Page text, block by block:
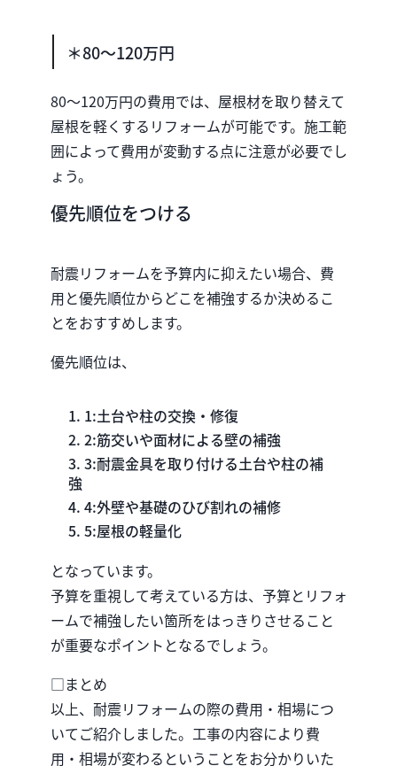
＊80〜120万円
80〜120万円の費用では、屋根材を取り替えて
屋根を軽くするリフォームが可能です。施工範
囲によって費用が変動する点に注意が必要でし
ょう。
優先順位をつける
耐震リフォームを予算内に抑えたい場合、費
用と優先順位からどこを補強するか決めるこ
とをおすすめします。
優先順位は、
1:土台や柱の交換・修復
2:筋交いや面材による壁の補強
3:耐震金具を取り付ける土台や柱の補
強
4:外壁や基礎のひび割れの補修
5:屋根の軽量化
となっています。
予算を重視して考えている方は、予算とリフォ
ームで補強したい箇所をはっきりさせること
が重要なポイントとなるでしょう。
□まとめ
以上、耐震リフォームの際の費用・相場につ
いてご紹介しました。工事の内容により費
用・相場が変わるということをお分かりいた